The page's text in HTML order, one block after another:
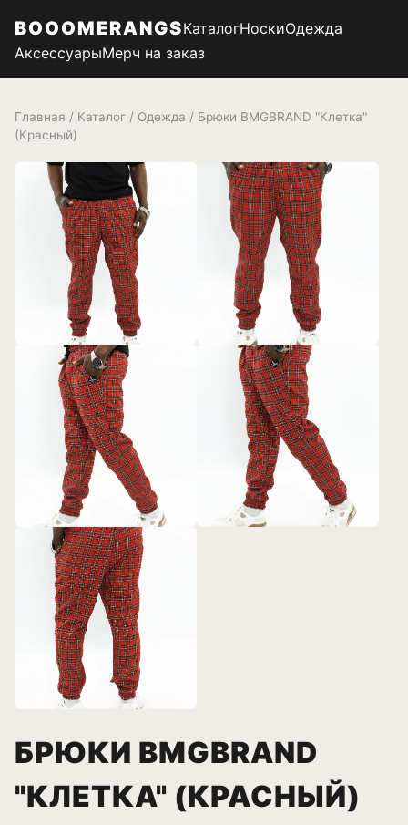
BOOOMERANGSКаталогНоскиОдежда
АксессуарыМерч на заказ
Главная / Каталог / Одежда / Брюки BMGBRAND "Клетка"
(Красный)
БРЮКИ BMGBRAND
"КЛЕТКА" (КРАСНЫЙ)